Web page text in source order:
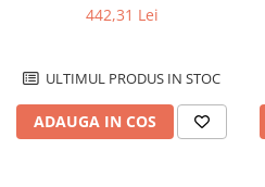
manual, 27,0 cm, volum 4,5 L
442,31 Lei
ULTIMUL PRODUS IN STOC
ADAUGA IN COS